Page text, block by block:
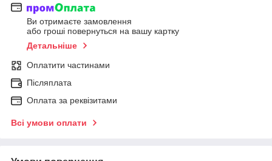
Ви отримаєте замовлення
або гроші повернуться на вашу картку
Детальніше
Оплатити частинами
Післяплата
Оплата за реквізитами
Всі умови оплати